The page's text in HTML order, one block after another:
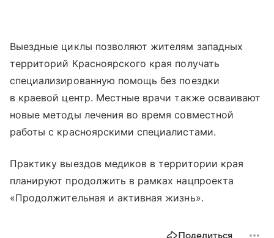
Выездные циклы позволяют жителям западных
территорий Красноярского края получать
специализированную помощь без поездки
в краевой центр. Местные врачи также осваивают
новые методы лечения во время совместной
работы с красноярскими специалистами.
Практику выездов медиков в территории края
планируют продолжить в рамках нацпроекта
«Продолжительная и активная жизнь».
Поделиться